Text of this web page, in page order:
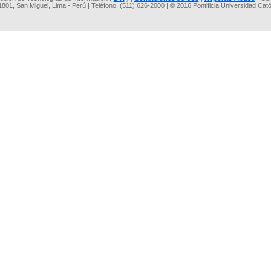
San Miguel, Lima - Perú | Teléfono: (511) 626-2000 | © 2016 Pontificia Universidad